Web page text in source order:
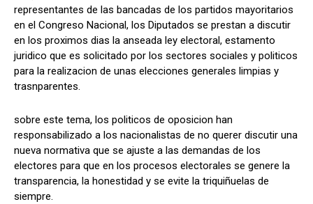
Comparta
Facebook X WhatsApp
Comparta
Facebook X WhatsApp
representantes de las bancadas de los partidos mayoritarios
en el Congreso Nacional, los Diputados se prestan a discutir
en los proximos dias la anseada ley electoral, estamento
juridico que es solicitado por los sectores sociales y politicos
para la realizacion de unas elecciones generales limpias y
trasnparentes.
sobre este tema, los politicos de oposicion han
responsabilizado a los nacionalistas de no querer discutir una
nueva normativa que se ajuste a las demandas de los
electores para que en los procesos electorales se genere la
transparencia, la honestidad y se evite la triquiñuelas de
siempre.